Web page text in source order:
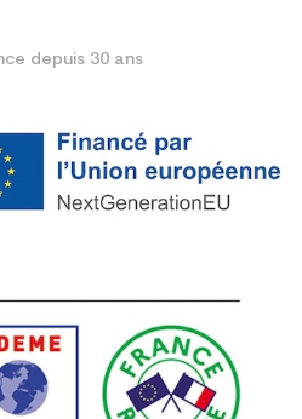
depuis 30 ans